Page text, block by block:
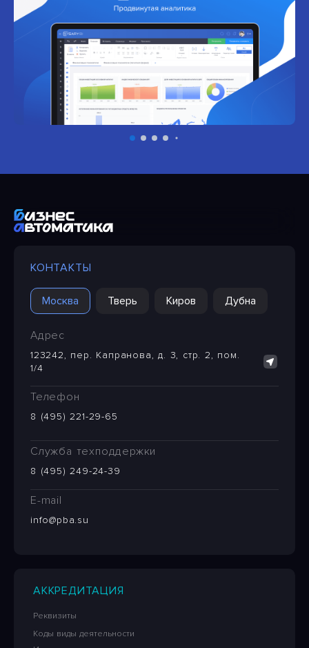
КОНТАКТЫ
Москва Тверь Киров Дубна
Адрес
123242, пер. Капранова, д. 3, стр. 2, пом.
1/4
Телефон
8 (495) 221-29-65
Служба техподдержки
8 (495) 249-24-39
E-mail
info@pba.su
АККРЕДИТАЦИЯ
Реквизиты
Коды виды деятельности